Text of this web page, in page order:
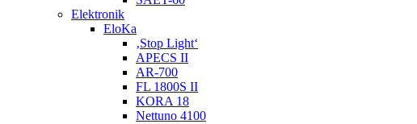
Elektronik
EloKa
‚Stop Light‘
APECS II
AR-700
FL 1800S II
KORA 18
Nettuno 4100